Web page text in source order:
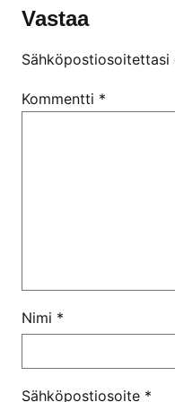
Vastaa
Sähköpostiosoitettasi
Kommentti *
Nimi *
Sähköpostiosoite *